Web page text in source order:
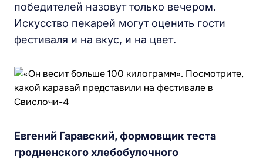
победителей назовут только вечером.
Искусство пекарей могут оценить гости
фестиваля и на вкус, и на цвет.
Евгений Гаравский, формовщик теста
гродненского хлебобулочного